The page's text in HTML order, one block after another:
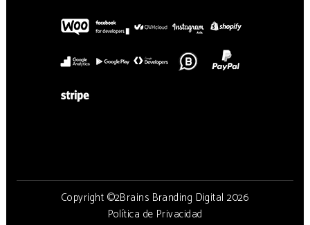
Copyright ©2Brains Branding Digital 2026
Política de Privacidad